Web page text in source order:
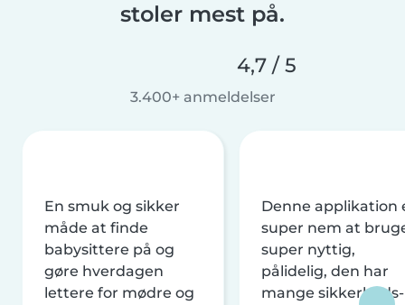
stoler mest på.
4,7 / 5
3.400+ anmeldelser
En smuk og sikker
måde at finde
babysittere på og
gøre hverdagen
lettere for mødre og
Denne applikation
super nem at
super nyttig,
pålidelig, den har
mange sikkerheds-